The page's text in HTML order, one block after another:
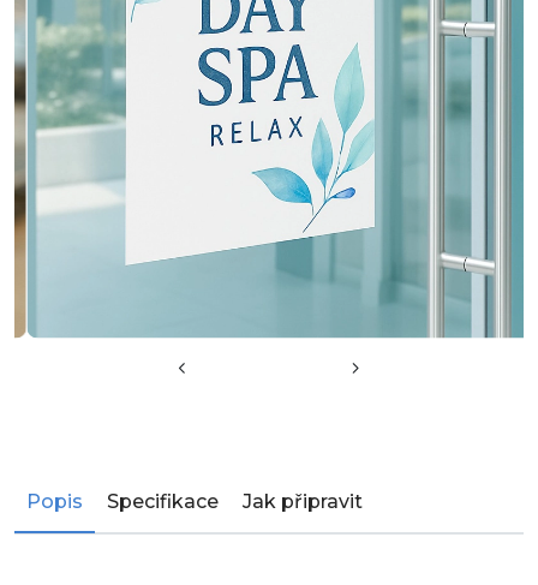
Popis Specifikace Jak připravit